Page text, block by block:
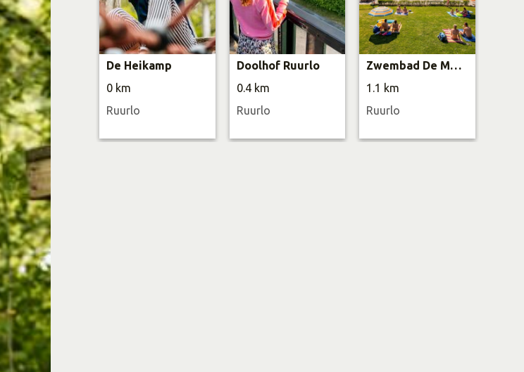
De Heikamp
0 km
Ruurlo
Doolhof Ruurlo
0.4 km
Ruurlo
Zwembad De Meene
1.1 km
Ruurlo